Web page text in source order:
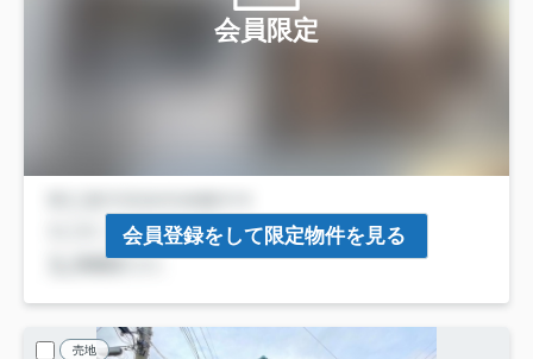
会員限定
会員登録をして限定物件を見る
売地